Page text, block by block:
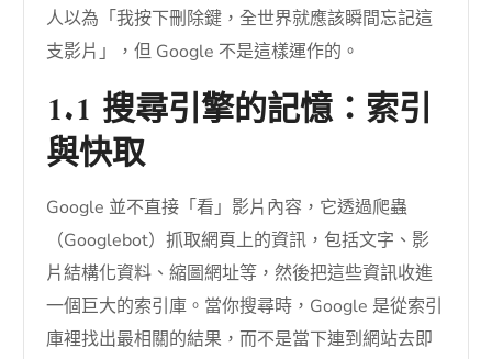
人以為「我按下刪除鍵，全世界就應該瞬間忘記這
支影片」，但 Google 不是這樣運作的。
1.1 搜尋引擎的記憶：索引
與快取
Google 並不直接「看」影片內容，它透過爬蟲
（Googlebot）抓取網頁上的資訊，包括文字、影
片結構化資料、縮圖網址等，然後把這些資訊收進
一個巨大的索引庫。當你搜尋時，Google 是從索引
庫裡找出最相關的結果，而不是當下連到網站去即